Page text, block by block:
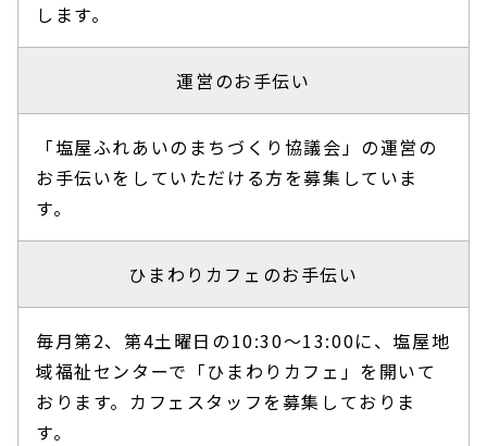
します。
運営のお手伝い
「塩屋ふれあいのまちづくり協議会」の運営の
お手伝いをしていただける方を募集していま
す。
ひまわりカフェのお手伝い
毎月第2、第4土曜日の10:30～13:00に、塩屋地
域福祉センターで「ひまわりカフェ」を開いて
おります。カフェスタッフを募集しておりま
す。